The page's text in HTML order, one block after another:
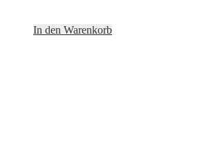
In den Warenkorb